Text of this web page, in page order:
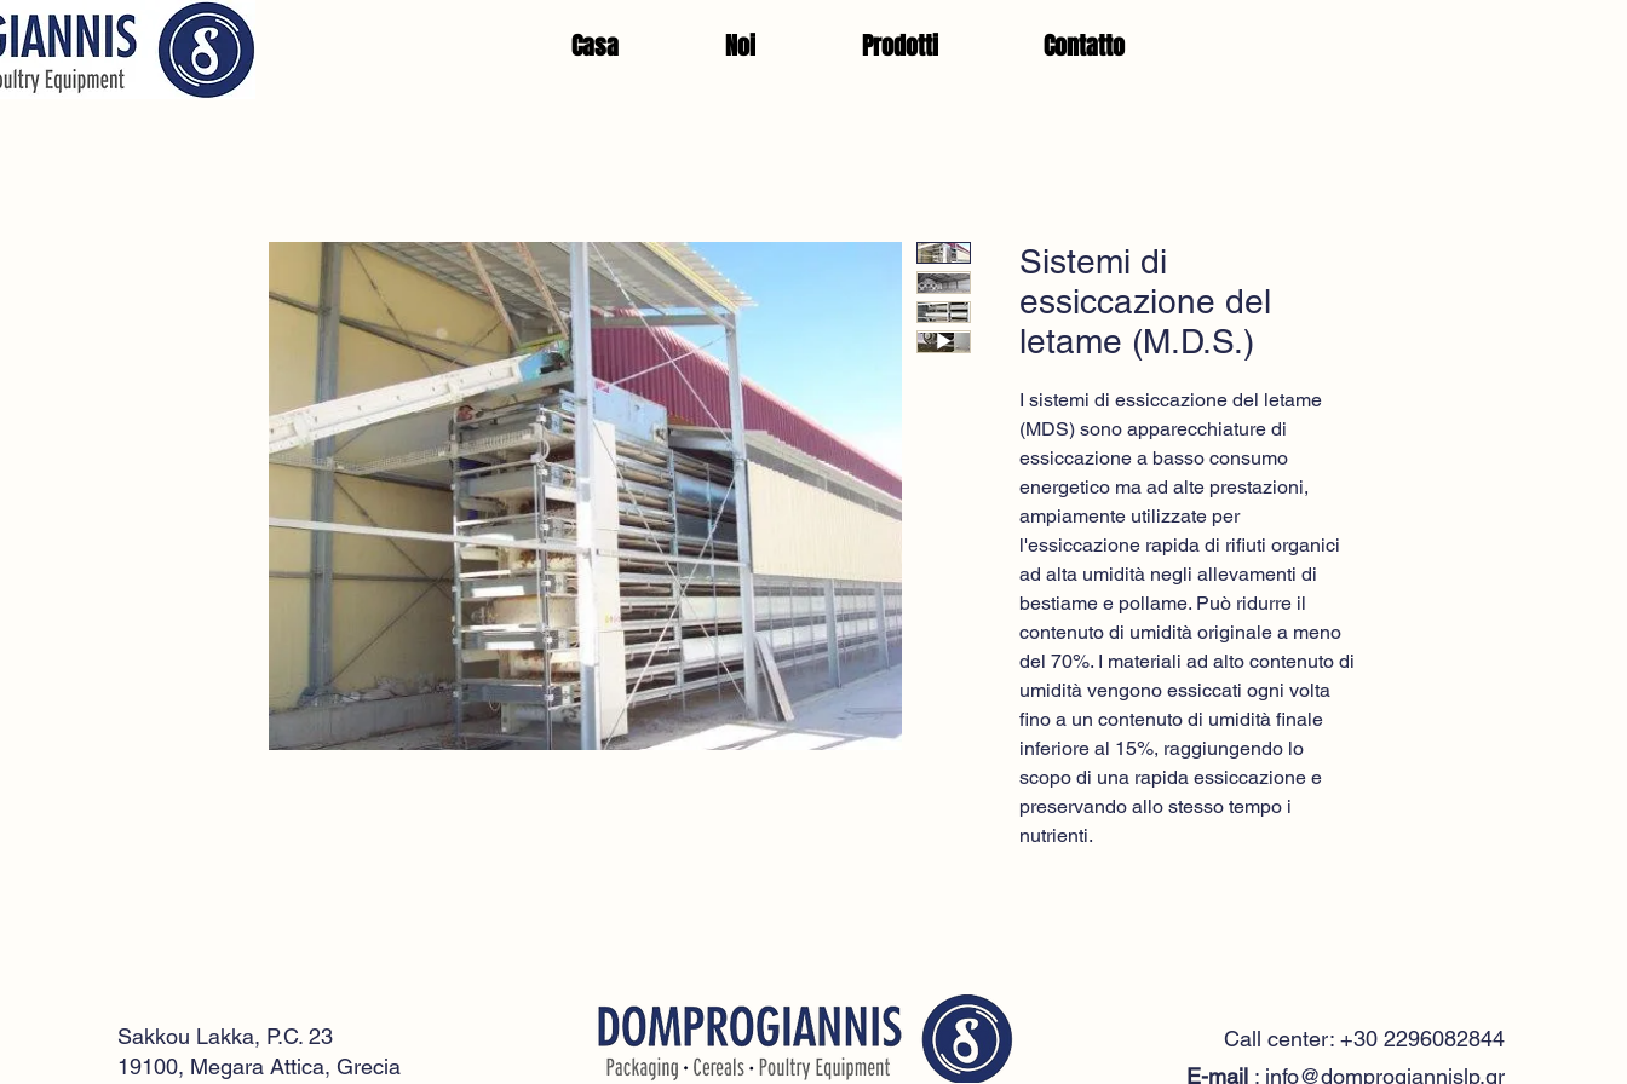
Casa Noi Prodotti Contatto
Sistemi di
essiccazione del
letame (M.D.S.)
I sistemi di essiccazione del letame
(MDS) sono apparecchiature di
essiccazione a basso consumo
energetico ma ad alte prestazioni,
ampiamente utilizzate per
l'essiccazione rapida di rifiuti organici
ad alta umidità negli allevamenti di
bestiame e pollame. Può ridurre il
contenuto di umidità originale a meno
del 70%. I materiali ad alto contenuto di
umidità vengono essiccati ogni volta
fino a un contenuto di umidità finale
inferiore al 15%, raggiungendo lo
scopo di una rapida essiccazione e
preservando allo stesso tempo i
nutrienti.
Sakkou Lakka, P.C. 23
19100, Megara Attica, Grecia
Call center: +30 2296082844
E-mail : info@domprogiannislp.gr